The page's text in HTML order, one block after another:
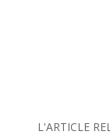
L'ARTICLE